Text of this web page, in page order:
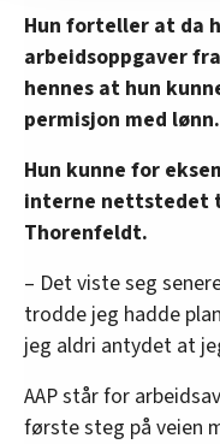
innenfor analyse og
oversikten lengre ned
Hun forteller at da
arbeidsoppgaver
hennes at hun
permisjon med lønn.
Hun kunne for
interne nettstedet
Thorenfeldt.
– Det viste seg
trodde jeg hadde
jeg aldri antydet at
AAP står for
første steg på veien